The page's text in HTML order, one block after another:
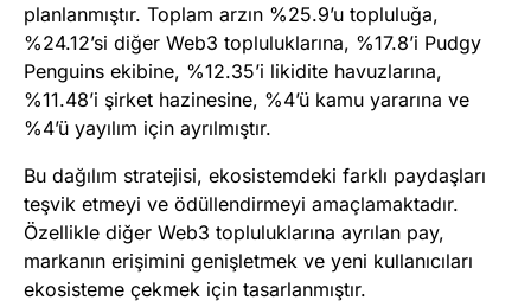
planlanmıştır. Toplam arzın %25.9’u topluluğa,
%24.12’si diğer Web3 topluluklarına, %17.8’i Pudgy
Penguins ekibine, %12.35’i likidite havuzlarına,
%11.48’i şirket hazinesine, %4’ü kamu yararına ve
%4’ü yayılım için ayrılmıştır.
Bu dağılım stratejisi, ekosistemdeki farklı paydaşları
teşvik etmeyi ve ödüllendirmeyi amaçlamaktadır.
Özellikle diğer Web3 topluluklarına ayrılan pay,
markanın erişimini genişletmek ve yeni kullanıcıları
ekosisteme çekmek için tasarlanmıştır.